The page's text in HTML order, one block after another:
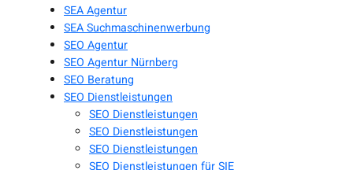
SEA Agentur
SEA Suchmaschinenwerbung
SEO Agentur
SEO Agentur Nürnberg
SEO Beratung
SEO Dienstleistungen
SEO Dienstleistungen
SEO Dienstleistungen
SEO Dienstleistungen
SEO Dienstleistungen für SIE